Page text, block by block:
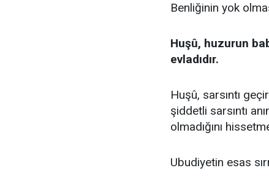
Benliğinin yok
Huşû, huzurun
evladıdır.
Huşû, sarsıntı
şiddetli sarsıntı
olmadığını
Ubudiyetin esas